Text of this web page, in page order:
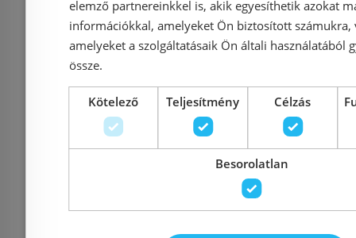
42 723 Ft
Kosárba
39
Rendelésre Rendelésre
elemző partnereinkkel is, akik egyesíthetik azokat
információkkal, amelyeket Ön biztosított számukra,
amelyeket a szolgáltatásaik Ön általi használatából
össze.
Kötelező Teljesítmény Célzás
Besorolatlan